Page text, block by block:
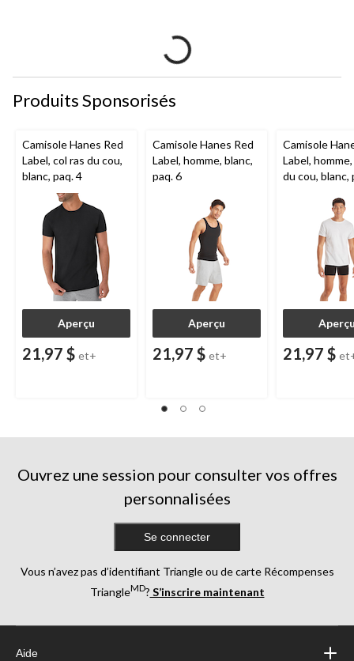
Produits Sponsorisés
Camisole Hanes Red
Label, col ras du cou,
blanc, paq. 4
Aperçu
21,97 $ et+
Camisole Hanes Red
Label, homme, blanc,
paq. 6
Aperçu
21,97 $ et+
Camisole
Label,
du cou, blanc,
21,97 $
Ouvrez une session pour consulter vos offres
personnalisées
Se connecter
Vous n’avez pas d’identifiant Triangle ou de carte Récompenses
TriangleMD? S’inscrire maintenant
Aide